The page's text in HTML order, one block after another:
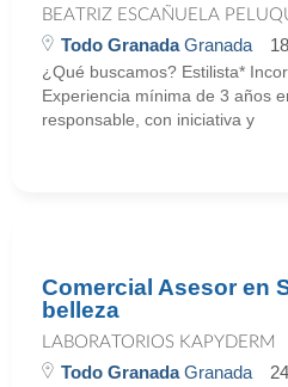
BEATRIZ ESCAÑUELA
Todo GranadaGranada
¿Qué buscamos? Estilista*
Experiencia mínima de 3 años
responsable, con iniciativa y
Comercial Asesor en
belleza
LABORATORIOS KAPYDERM
Todo GranadaGranada